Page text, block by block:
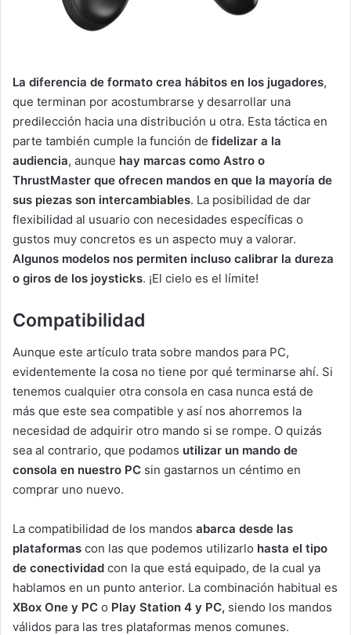
La diferencia de formato crea hábitos en los jugadores,
que terminan por acostumbrarse y desarrollar una
predilección hacia una distribución u otra. Esta táctica en
parte también cumple la función de fidelizar a la
audiencia, aunque hay marcas como Astro o
ThrustMaster que ofrecen mandos en que la mayoría de
sus piezas son intercambiables. La posibilidad de dar
flexibilidad al usuario con necesidades específicas o
gustos muy concretos es un aspecto muy a valorar.
Algunos modelos nos permiten incluso calibrar la dureza
o giros de los joysticks. ¡El cielo es el límite!
Compatibilidad
Aunque este artículo trata sobre mandos para PC,
evidentemente la cosa no tiene por qué terminarse ahí. Si
tenemos cualquier otra consola en casa nunca está de
más que este sea compatible y así nos ahorremos la
necesidad de adquirir otro mando si se rompe. O quizás
sea al contrario, que podamos utilizar un mando de
consola en nuestro PC sin gastarnos un céntimo en
comprar uno nuevo.
La compatibilidad de los mandos abarca desde las
plataformas con las que podemos utilizarlo hasta el tipo
de conectividad con la que está equipado, de la cual ya
hablamos en un punto anterior. La combinación habitual es
XBox One y PC o Play Station 4 y PC, siendo los mandos
válidos para las tres plataformas menos comunes.